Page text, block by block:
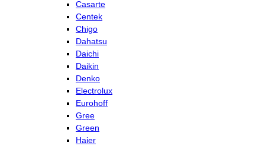
Casarte
Centek
Chigo
Dahatsu
Daichi
Daikin
Denko
Electrolux
Eurohoff
Gree
Green
Haier